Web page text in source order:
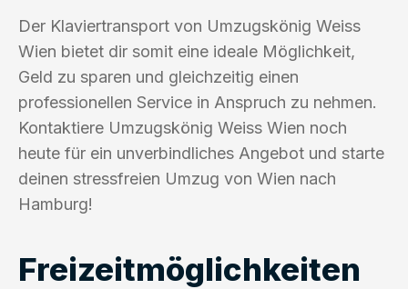
Der Klaviertransport von Umzugskönig Weiss
Wien bietet dir somit eine ideale Möglichkeit,
Geld zu sparen und gleichzeitig einen
professionellen Service in Anspruch zu nehmen.
Kontaktiere Umzugskönig Weiss Wien noch
heute für ein unverbindliches Angebot und starte
deinen stressfreien Umzug von Wien nach
Hamburg!
Freizeitmöglichkeiten